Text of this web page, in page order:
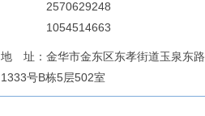
2570629248
1054514663
地 址：金华市金东区东孝街道玉泉东路
1333号B栋5层502室